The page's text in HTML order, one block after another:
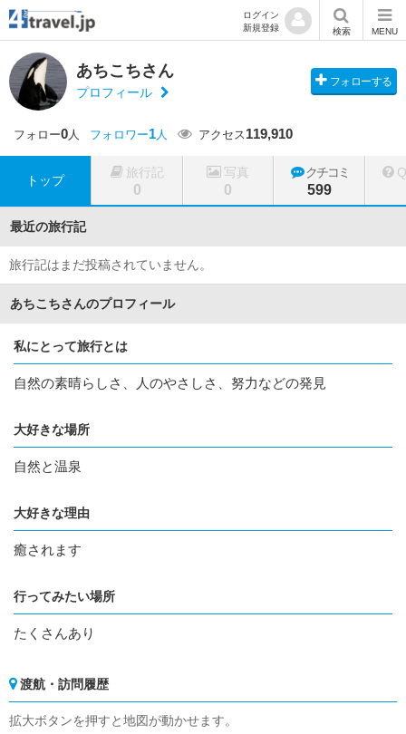
ログイン
新規登録
検索 MENU
あちこちさん
プロフィール
フォローする
フォロー0人 フォロワー1人 アクセス119,910
トップ
旅行記
0
写真
0
クチコミ
599
最近の旅行記
旅行記はまだ投稿されていません。
あちこちさんのプロフィール
私にとって旅行とは
自然の素晴らしさ、人のやさしさ、努力などの発見
大好きな場所
自然と温泉
大好きな理由
癒されます
行ってみたい場所
たくさんあり
渡航・訪問履歴
拡大ボタンを押すと地図が動かせます。